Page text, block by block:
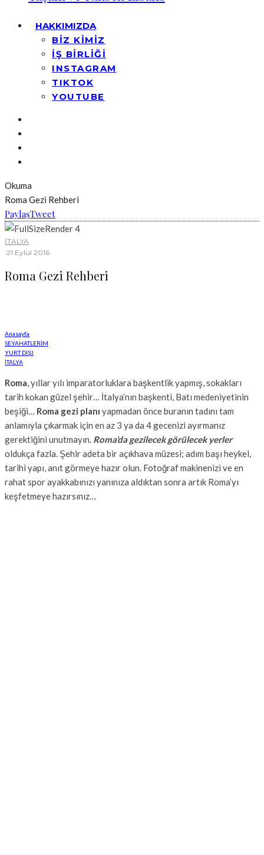
HAKKIMIZDA
BİZ KİMİZ
İŞ BİRLİĞİ
INSTAGRAM
TIKTOK
YOUTUBE
Okuma
Roma Gezi Rehberi
PaylaşTweet
İTALYA
·21 Eylül 2016
Roma Gezi Rehberi
Anasayfa
SEYAHATLERİM
YURT DIŞI
İTALYA
Roma, yıllar yılı imparatorluklara başkentlik yapmış, sokakları
tarih kokan güzel şehir… İtalya’nın başkenti, Batı medeniyetinin
beşiği… Roma gezi planı yapmadan önce buranın tadını tam
anlamıyla çıkarmak için en az 3 ya da 4 gecenizi ayırmanız
gerektiğini unutmayın. Roma’da gezilecek görülecek yerler
oldukça fazla. Şehir adeta bir açıkhava müzesi; adım başı heykel,
tarihi yapı, anıt görmeye hazır olun. Fotoğraf makinenizi ve en
rahat spor ayakkabınızı yanınıza aldıktan sonra artık Roma’yı
keşfetmeye hazırsınız…